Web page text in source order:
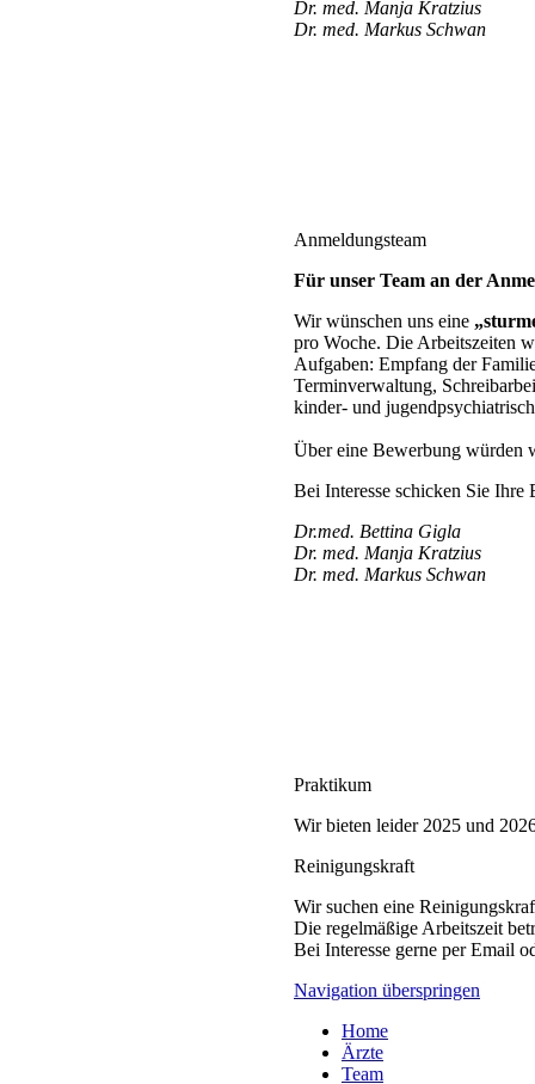
Dr. med. Manja Kratzius
Dr. med. Markus Schwan
Anmeldungsteam
Für unser Team an der
Wir wünschen uns eine
pro Woche. Die Arbeitszeiten
Aufgaben: Empfang der
Terminverwaltung,
kinder- und
Über eine Bewerbung würden
Bei Interesse schicken Sie
Dr.med. Bettina Gigla
Dr. med. Manja Kratzius
Dr. med. Markus Schwan
Praktikum
Wir bieten leider 2025 und
Reinigungskraft
Wir suchen eine
Die regelmäßige Arbeitszeit
Bei Interesse gerne per Email
Navigation überspringen
Home
Ärzte
Team